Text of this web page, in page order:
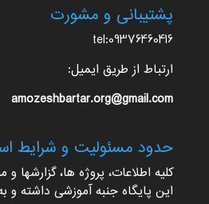
پشتیبانی و مشورت
tel:09376460416
ارتباط از طریق ایمیل:
amozeshbartar.org@gmail.com
حدود مسئولیت و شرایط
کلیه اطلاعات، پروژه ها، گزارشها
این پایگاه جنبه آموزشی داشته و